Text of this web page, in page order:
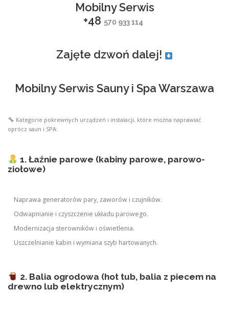
Mobilny Serwis
+48 570 933 114
Zajęte dzwoń dalej!
Mobilny Serwis Sauny i Spa Warszawa
Kategorie pokrewnych urządzeń i instalacji, które można naprawiać
oprócz saun i SPA:
1. Łaźnie parowe (kabiny parowe, parowo-
ziołowe)
Naprawa generatorów pary, zaworów i czujników.
Odwapnianie i czyszczenie układu parowego.
Modernizacja sterowników i oświetlenia.
Uszczelnianie kabin i wymiana szyb hartowanych.
2. Balia ogrodowa (hot tub, balia z piecem na
drewno lub elektrycznym)